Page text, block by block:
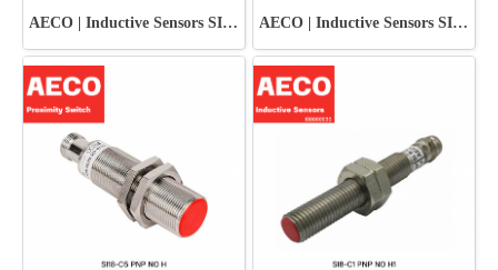
AECO | Inductive Sensors SI8-C1 PNP NO S AECO | Inductive Sensors SI8-C1 PNP NO H1 S